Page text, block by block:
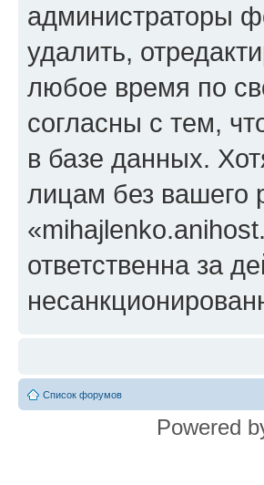
администраторы
удалить,
любое время по
согласны с тем,
в базе данных.
лицам без вашего
ответственна за
Список форумов
Powered